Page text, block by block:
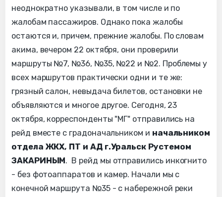
неоднократно указывали, в том числе и по
жалобам пассажиров. Однако пока жалобы
остаются и, причем, прежние жалобы. По словам
акима, вечером 22 октября, они проверили
маршруты №7, №36, №35, №22 и №2. Проблемы у
всех маршрутов практически одни и те же:
грязный салон, невыдача билетов, остановки не
объявляются и многое другое. Сегодня, 23
октября, корреспонденты "МГ" отправились на
рейд вместе с градоначальником и начальником
отдела ЖКХ, ПТ и АД г.Уральск Рустемом
ЗАКАРИНЫМ . В рейд мы отправились инкогнито
- без фотоаппаратов и камер. Начали мы с
конечной маршрута №35 - с набережной реки